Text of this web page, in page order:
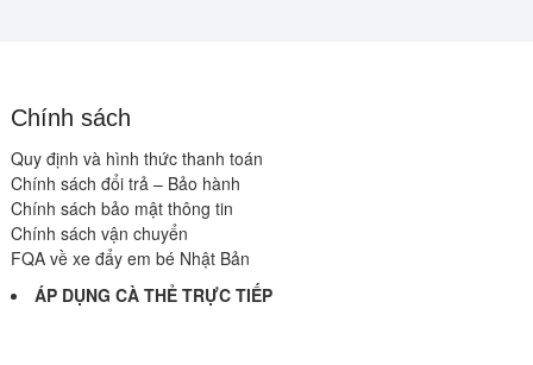
Chính sách
Quy định và hình thức thanh toán
Chính sách đổi trả – Bảo hành
Chính sách bảo mật thông tin
Chính sách vận chuyển
FQA về xe đẩy em bé Nhật Bản
ÁP DỤNG CÀ THẺ TRỰC TIẾP